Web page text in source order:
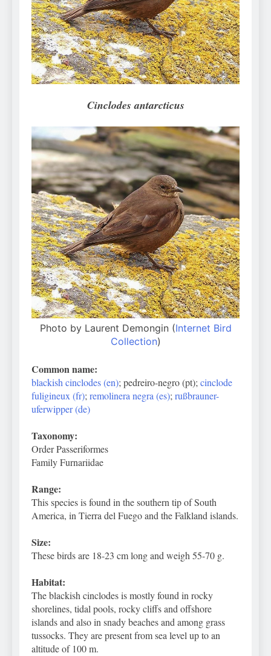
Can Bulldogs Play Fetch?
And How to Train Them!
7 Năm Ago
How Often Do I Need to
Groom My Bulldog
7 Năm Ago
Cinclodes antarcticus
Photo by Laurent Demongin (Internet Bird
Collection)
Common name:
blackish cinclodes (en); pedreiro-negro (pt);cinclode
fuligineux (fr);remolinera negra (es);rußbrauner-
uferwipper (de)
Taxonomy:
Order Passeriformes
Family Furnariidae
Range:
This species is found in the southern tip of South
America, in Tierra del Fuego and the Falkland islands.
Size:
These birds are 18-23 cm long and weigh 55-70 g.
Habitat:
The blackish cinclodes is mostly found in rocky
shorelines, tidal pools, rocky cliffs and offshore
islands and also in snady beaches and among grass
tussocks. They are present from sea level up to an
altitude of 100 m.